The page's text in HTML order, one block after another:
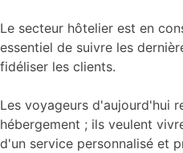
Le secteur hôtelier est en
essentiel de suivre les
fidéliser les clients.
Les voyageurs d'aujourd'hui
hébergement ; ils veulent
d'un service personnalisé et